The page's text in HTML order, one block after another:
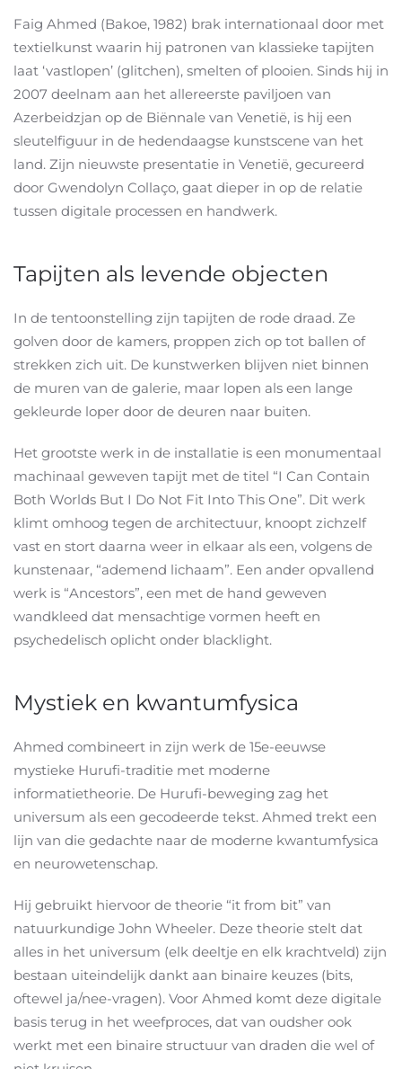
Faig Ahmed (Bakoe, 1982) brak internationaal door met
textielkunst waarin hij patronen van klassieke tapijten
laat ‘vastlopen’ (glitchen), smelten of plooien. Sinds hij in
2007 deelnam aan het allereerste paviljoen van
Azerbeidzjan op de Biënnale van Venetië, is hij een
sleutelfiguur in de hedendaagse kunstscene van het
land. Zijn nieuwste presentatie in Venetië, gecureerd
door Gwendolyn Collaço, gaat dieper in op de relatie
tussen digitale processen en handwerk.
Tapijten als levende objecten
In de tentoonstelling zijn tapijten de rode draad. Ze
golven door de kamers, proppen zich op tot ballen of
strekken zich uit. De kunstwerken blijven niet binnen
de muren van de galerie, maar lopen als een lange
gekleurde loper door de deuren naar buiten.
Het grootste werk in de installatie is een monumentaal
machinaal geweven tapijt met de titel “I Can Contain
Both Worlds But I Do Not Fit Into This One”. Dit werk
klimt omhoog tegen de architectuur, knoopt zichzelf
vast en stort daarna weer in elkaar als een, volgens de
kunstenaar, “ademend lichaam”. Een ander opvallend
werk is “Ancestors”, een met de hand geweven
wandkleed dat mensachtige vormen heeft en
psychedelisch oplicht onder blacklight.
Mystiek en kwantumfysica
Ahmed combineert in zijn werk de 15e-eeuwse
mystieke Hurufi-traditie met moderne
informatietheorie. De Hurufi-beweging zag het
universum als een gecodeerde tekst. Ahmed trekt een
lijn van die gedachte naar de moderne kwantumfysica
en neurowetenschap.
Hij gebruikt hiervoor de theorie “it from bit” van
natuurkundige John Wheeler. Deze theorie stelt dat
alles in het universum (elk deeltje en elk krachtveld) zijn
bestaan uiteindelijk dankt aan binaire keuzes (bits,
oftewel ja/nee-vragen). Voor Ahmed komt deze digitale
basis terug in het weefproces, dat van oudsher ook
werkt met een binaire structuur van draden die wel of